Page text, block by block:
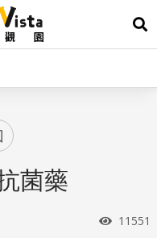
展
菌藥
瀏覽次
11551